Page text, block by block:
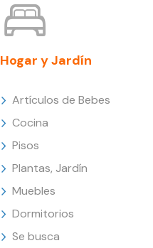
Hogar y Jardín
Artículos de Bebes
Cocina
Pisos
Plantas, Jardín
Muebles
Dormitorios
Se busca